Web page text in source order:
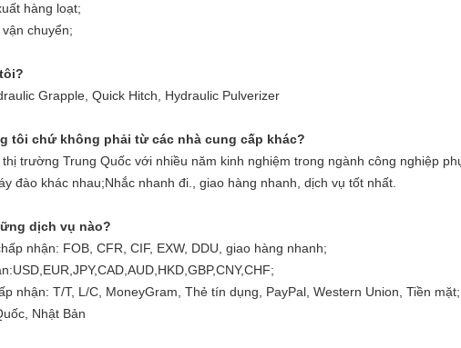
hàng loạt;
chuyển;
Grapple, Quick Hitch, Hydraulic Pulverizer
tôi chứ không phải từ các nhà cung cấp khác?
trường Trung Quốc với nhiều năm kinh nghiệm trong ngành công nghiệp
đào khác nhau;Nhắc nhanh đi., giao hàng nhanh, dịch vụ tốt nhất.
dịch vụ nào?
nhận: FOB, CFR, CIF, EXW, DDU, giao hàng nhanh;
nhận: T/T, L/C, MoneyGram, Thẻ tín dụng, PayPal, Western Union, Tiền mặt;
Nhật Bản